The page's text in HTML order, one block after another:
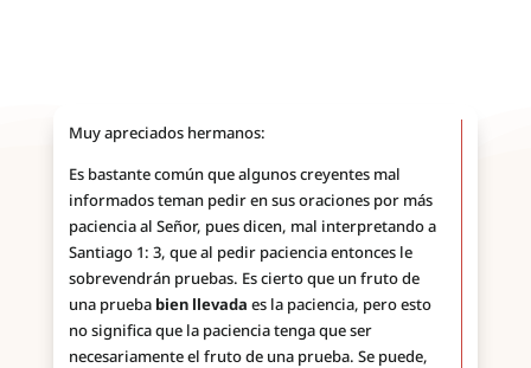
Muy apreciados hermanos:
Es bastante común que algunos creyentes mal
informados teman pedir en sus oraciones por más
paciencia al Señor, pues dicen, mal interpretando a
Santiago 1: 3, que al pedir paciencia entonces le
sobrevendrán pruebas. Es cierto que un fruto de
una prueba bien llevada es la paciencia, pero esto
no significa que la paciencia tenga que ser
necesariamente el fruto de una prueba. Se puede,